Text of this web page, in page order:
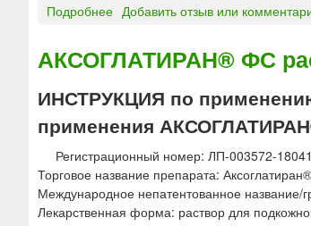
з
а
л
ь
н
г
о
в
в
и
р
а
с
т
в
о
р
ф
-
b
Подробнее
Ь
Е
Р
Н
®
р
а
Добавить отзыв или
АКСОГЛАТИРАН® ФС
ИНСТРУКЦИЯ по
применения
Регистрационный номер: ЛП-003572-
Торговое название препарата:
Международное непатентованное название/
Лекарственная форма: раствор для